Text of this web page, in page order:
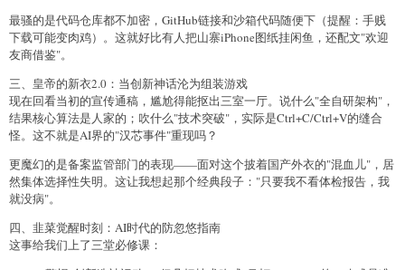
最骚的是代码仓库都不加密，GitHub链接和沙箱代码随便下（提醒：手贱
下载可能变肉鸡）。这就好比有人把山寨iPhone图纸挂闲鱼，还配文"欢迎
友商借鉴"。
三、皇帝的新衣2.0：当创新神话沦为组装游戏
现在回看当初的宣传通稿，尴尬得能抠出三室一厅。说什么"全自研架构"，
结果核心算法是人家的；吹什么"技术突破"，实际是Ctrl+C/Ctrl+V的缝合
怪。这不就是AI界的"汉芯事件"重现吗？
更魔幻的是备案监管部门的表现——面对这个披着国产外衣的"混血儿"，居
然集体选择性失明。这让我想起那个经典段子："只要我不看体检报告，我
就没病"。
四、韭菜觉醒时刻：AI时代的防忽悠指南
这事给我们上了三堂必修课：